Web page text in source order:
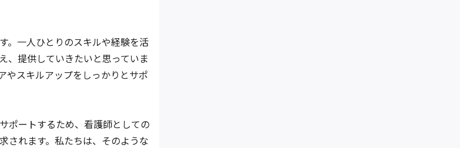
。一人ひとりのスキルや経験を活
、提供していきたいと思っていま
やスキルアップをしっかりとサポ
ポートするため、看護師としての
されます。私たちは、そのような